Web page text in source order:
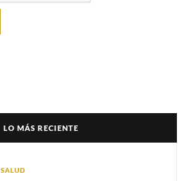
LO MÁS RECIENTE
SALUD